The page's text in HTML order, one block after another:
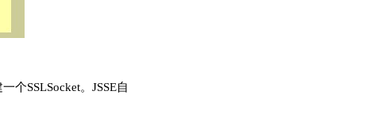
个SSLSocket。JSSE自